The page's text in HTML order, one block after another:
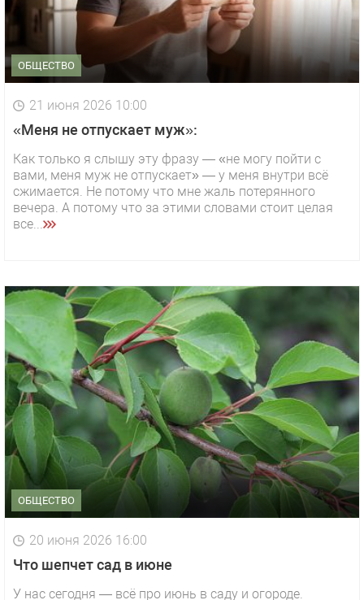
ОБЩЕСТВО
21 июня 2026 10:00
«Меня не отпускает муж»:
Как только я слышу эту фразу — «не могу пойти с
вами, меня муж не отпускает» — у меня внутри всё
сжимается. Не потому что мне жаль потерянного
вечера. А потому что за этими словами стоит целая
все...
ОБЩЕСТВО
20 июня 2026 16:00
Что шепчет сад в июне
У нас сегодня — всё про июнь в саду и огороде.